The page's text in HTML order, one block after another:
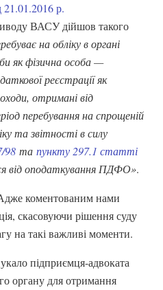
21.01.2016 р.
ВАСУ дійшов такого
на обліку в органі
як фізична особа —
реєстрації як
отримані від
перебування на спрощеній
та звітності в силу
98 та пункту 297.1 статті
від оподаткування ПДФО».
коментованим нами
скасовуючи рішення суду
на такі важливі моменти.
підприємця-адвоката
органу для отримання